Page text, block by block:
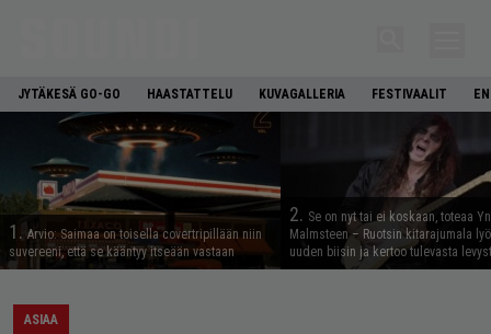
JYTÄKESÄ GO-GO HAASTATTELU KUVAGALLERIA FESTIVAALIT
1. Arvio: Saimaa on toisella covertripillään niin
suvereeni, että se kääntyy itseään vastaan
2. Se on nyt tai ei koskaan, toteaa
Malmsteen – Ruotsin kitarajumala
uuden biisin ja kertoo tulevasta
ASIAA